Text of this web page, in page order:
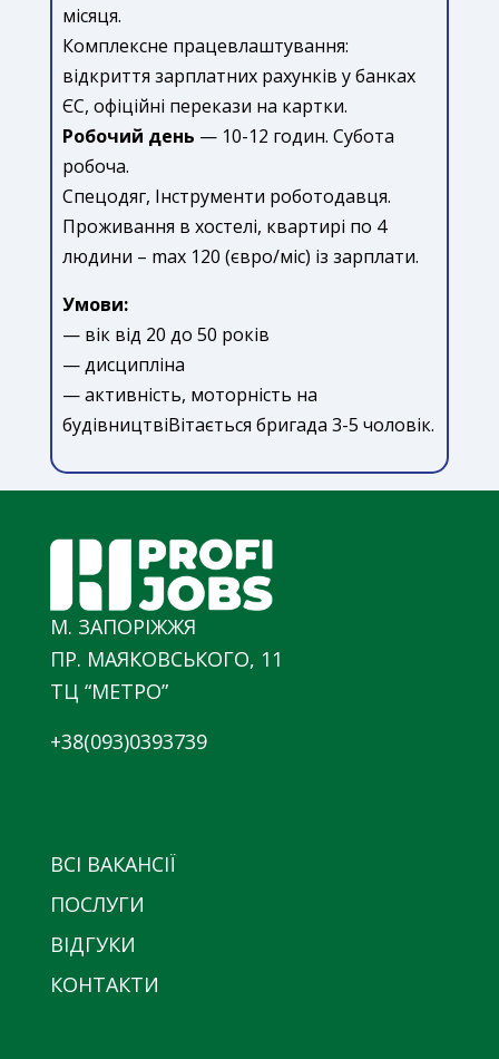
місяця.
Комплексне працевлаштування:
відкриття зарплатних рахунків у банках
ЄС, офіційні перекази на картки.
Робочий день — 10-12 годин. Субота
робоча.
Спецодяг, Інструменти роботодавця.
Проживання в хостелі, квартирі по 4
людини – max 120 (євро/міс) із зарплати.
Умови:
— вік від 20 до 50 років
— дисципліна
— активність, моторність на
будівництвіВітається бригада 3-5 чоловік.
М. ЗАПОРІЖЖЯ
ПР. МАЯКОВСЬКОГО, 11
ТЦ “МЕТРО”
+38(093)0393739
ВСІ ВАКАНСІЇ
ПОСЛУГИ
ВІДГУКИ
КОНТАКТИ